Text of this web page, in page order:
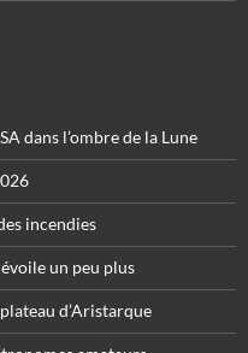
dans l’ombre de la Lune
incendies
un peu plus
d’Aristarque